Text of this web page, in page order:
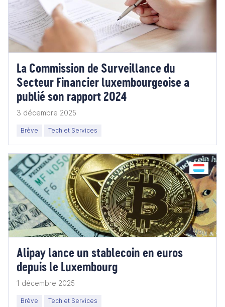
La Commission de Surveillance du
Secteur Financier luxembourgeoise a
publié son rapport 2024
3 décembre 2025
Brève Tech et Services
Alipay lance un stablecoin en euros
depuis le Luxembourg
1 décembre 2025
Brève Tech et Services